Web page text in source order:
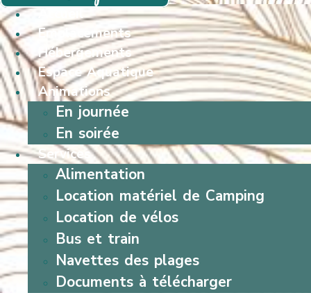
Accueil
Emplacements
Hébergements
Espace Aquatique
Animations
En journée
En soirée
Services
Alimentation
Location matériel de Camping
Location de vélos
Bus et train
Navettes des plages
Documents à télécharger